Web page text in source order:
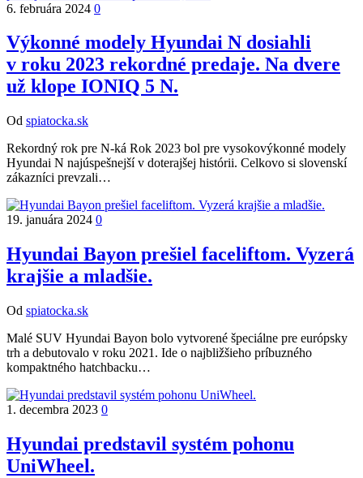
6. februára 2024 0
Výkonné modely Hyundai N dosiahli
v roku 2023 rekordné predaje. Na dvere
už klope IONIQ 5 N.
Od spiatocka.sk
Rekordný rok pre N-ká Rok 2023 bol pre vysokovýkonné modely
Hyundai N najúspešnejší v doterajšej histórii. Celkovo si slovenskí
zákazníci prevzali…
19. januára 2024 0
Hyundai Bayon prešiel faceliftom. Vyzerá
krajšie a mladšie.
Od spiatocka.sk
Malé SUV Hyundai Bayon bolo vytvorené špeciálne pre európsky
trh a debutovalo v roku 2021. Ide o najbližšieho príbuzného
kompaktného hatchbacku…
1. decembra 2023 0
Hyundai predstavil systém pohonu
UniWheel.